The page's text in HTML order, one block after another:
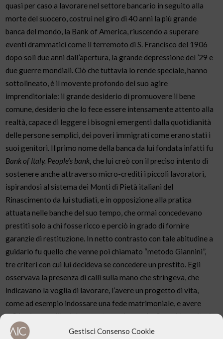
Gestisci Consenso Cookie
quasi per caso a lavorare nel settore bancario in seguito alla
morte del suocero, costruì nel giro di 40 anni la più grande
banca del mondo, la Bank of America, riuscendo a superare
eventi drammatici come il terremoto di S. Francisco del 1906
dopo soli due anni dall’apertura, la grande depressione del ’29 e
due guerre mondiali. Ciò che tuttavia lo rende speciale, hanno
sottolineato, è il movente profondo del suo agire
imprenditoriale: il grande desiderio di promuovere il bene
comune, desiderio che lo fece essere intensamente attento alla
realtà, capace di leggere i bisogni emergenti dalla quotidianità
delle persone semplici, dei poveri immigrati come erano stati i
suoi genitori. Il primo nome della banca da lui fondata infatti fu
Bank of Italy. People’s bank, che lui creò con il preciso intento di
sostenere anche attraverso micro-crediti i piccoli lavoratori,
ispirandosi al sistema dei Monti di Pietà italiani del
Rinascimento da lui studiati, e in opposizione alla pratica
attuata nelle banche del suo tempo, che ormai concedevano
prestiti solo a chi fosse ricco e perciò in grado di fornire
garanzie di restituzione. In netto contrasto con tale abitudine a
guidarlo fu quello che venne poi chiamato “metodo Giannini”,
tre criteri con cui lui decideva se concedere un prestito. Egli
osservava la presenza di calli sulla mano che stringeva, che
indicavano la voglia di lavorare, l’avere un progetto di vita,
come ad esempio indossare una fede matrimoniale, e avere
un’idea imprenditoriale sensata, ragionevole. Questi tre criteri
rivelano, secondo Castellaneta, come per lui fosse sempre più